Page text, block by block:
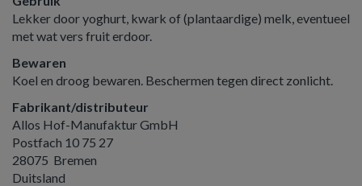
Lekker door yoghurt, kwark of (plantaardige) melk, eventueel
met wat vers fruit erdoor.
Bewaren
Koel en droog bewaren. Beschermen tegen direct zonlicht.
Fabrikant/distributeur
Allos Hof-Manufaktur GmbH
Postfach 10 75 27
28075 Bremen
Duitsland